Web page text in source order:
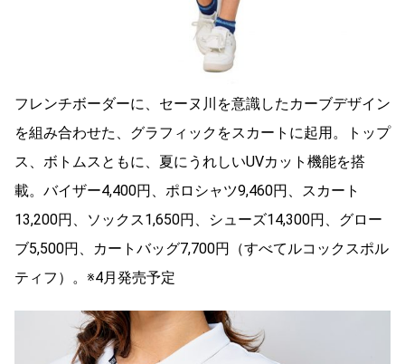
フレンチボーダーに、セーヌ川を意識したカーブデザイン
を組み合わせた、グラフィックをスカートに起用。トップ
ス、ボトムスともに、夏にうれしいUVカット機能を搭
載。バイザー4,400円、ポロシャツ9,460円、スカート
13,200円、ソックス1,650円、シューズ14,300円、グロー
ブ5,500円、カートバッグ7,700円（すべてルコックスポル
ティフ）。※4月発売予定